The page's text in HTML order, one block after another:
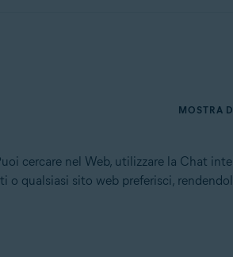
MOSTRA
cercare nel Web, utilizzare la Chat
o qualsiasi sito web preferisci,